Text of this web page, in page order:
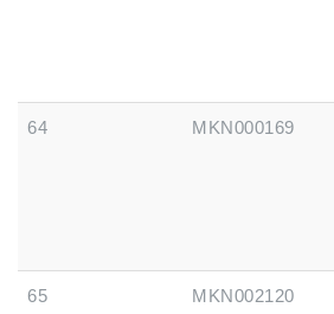
64 MKN000169
65 MKN002120